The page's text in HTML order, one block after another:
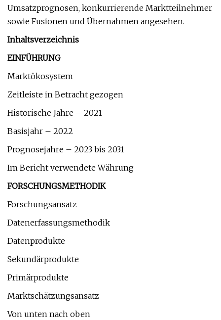
Umsatzprognosen, konkurrierende Marktteilnehmer
sowie Fusionen und Übernahmen angesehen.
Inhaltsverzeichnis
EINFÜHRUNG
Marktökosystem
Zeitleiste in Betracht gezogen
Historische Jahre – 2021
Basisjahr – 2022
Prognosejahre – 2023 bis 2031
Im Bericht verwendete Währung
FORSCHUNGSMETHODIK
Forschungsansatz
Datenerfassungsmethodik
Datenprodukte
Sekundärprodukte
Primärprodukte
Marktschätzungsansatz
Von unten nach oben